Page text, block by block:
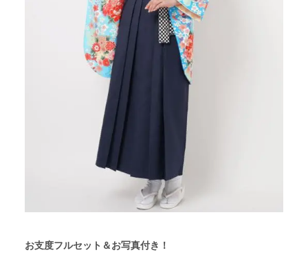
お支度フルセット＆お写真付き！